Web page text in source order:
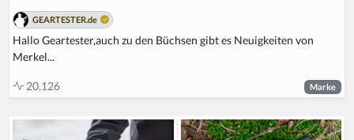
GEARTESTER.de
Hallo Geartester,auch zu den Büchsen gibt es Neuigkeiten von
Merkel...
20.126 Marke